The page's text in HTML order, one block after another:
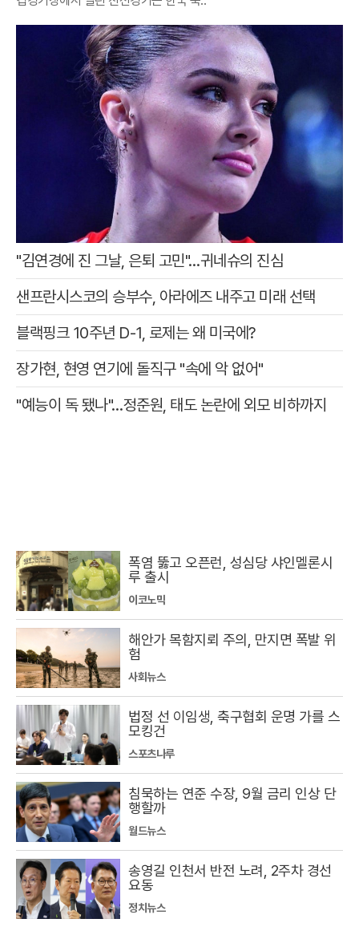
"김연경에 진 그날, 은퇴 고민"…귀네슈의 진심
샌프란시스코의 승부수, 아라에즈 내주고 미래 선택
블랙핑크 10주년 D-1, 로제는 왜 미국에?
장가현, 현영 연기에 돌직구 "속에 악 없어"
"예능이 독 됐나"…정준원, 태도 논란에 외모 비하까지
폭염 뚫고 오픈런, 성심당 샤인멜론시
루 출시
이코노믹
해안가 목함지뢰 주의, 만지면 폭발 위
험
사회뉴스
법정 선 이임생, 축구협회 운명 가를 스
모킹건
스포츠나루
침묵하는 연준 수장, 9월 금리 인상 단
행할까
월드뉴스
송영길 인천서 반전 노려, 2주차 경선
요동
정치뉴스